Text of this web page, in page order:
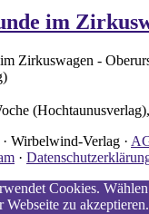
im
Wirbelwind-Verlag ·
·
Cookies.
Webseite zu akzeptieren.